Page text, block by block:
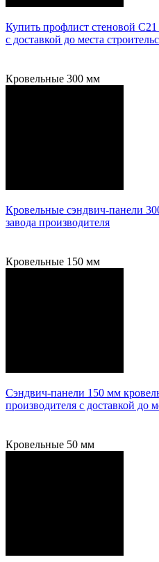
Купить профлист стеновой С21
с доставкой до места
Кровельные 300 мм
Кровельные сэндвич-панели
завода производителя
Кровельные 150 мм
Сэндвич-панели 150 мм
производителя с доставкой до
Кровельные 50 мм